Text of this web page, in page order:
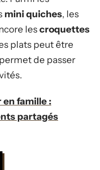
mini quiches, les
lescroquettes
plats peut être
de passer
en famille :
partagés